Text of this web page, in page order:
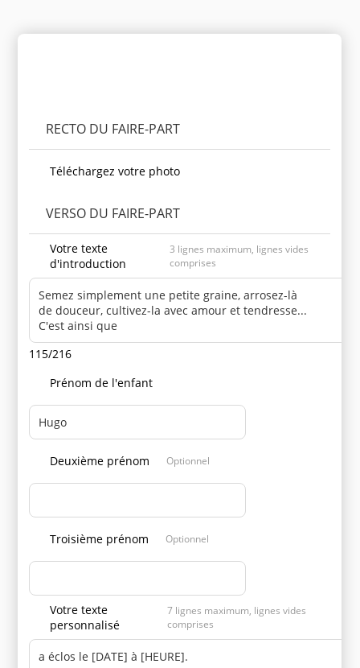
RECTO DU FAIRE-PART
Téléchargez votre photo
VERSO DU FAIRE-PART
Votre texte
d'introduction
3 lignes maximum, lignes vides
comprises
115/216
Prénom de l'enfant
Deuxième prénom Optionnel
Troisième prénom Optionnel
Votre texte
personnalisé
7 lignes maximum, lignes vides
comprises